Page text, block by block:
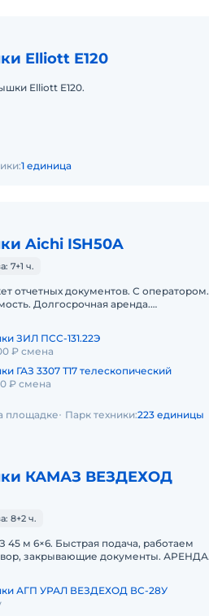
Elliott E120
Elliott E120.
1 единица
Aichi ISH50A
7+1 ч.
отчетных документов. С оператором.
Долгосрочная аренда.
ЗИЛ ПСС-131.22Э
₽ смена
ГАЗ 3307 Т17 телескопический
₽ смена
площадке Парк техники:223 единицы
КАМАЗ ВЕЗДЕХОД
8+2 ч.
м 6×6. Быстрая подача, работаем
закрывающие документы. АРЕНДА
АГП УРАЛ ВЕЗДЕХОД ВС-28У